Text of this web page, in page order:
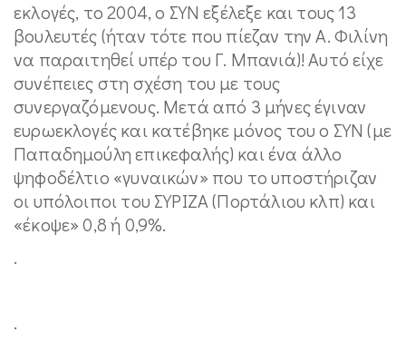
εκλογές, το 2004, ο ΣΥΝ εξέλεξε και τους 13
βουλευτές (ήταν τότε που πίεζαν την Α. Φιλίνη
να παραιτηθεί υπέρ του Γ. Μπανιά)! Αυτό είχε
συνέπειες στη σχέση του με τους
συνεργαζόμενους. Μετά από 3 μήνες έγιναν
ευρωεκλογές και κατέβηκε μόνος του ο ΣΥΝ (με
Παπαδημούλη επικεφαλής) και ένα άλλο
ψηφοδέλτιο «γυναικών» που το υποστήριζαν
οι υπόλοιποι του ΣΥΡΙΖΑ (Πορτάλιου κλπ) και
«έκοψε» 0,8 ή 0,9%.
.
.